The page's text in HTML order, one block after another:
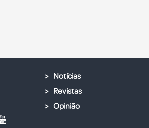
Notícias
Revistas
Opinião